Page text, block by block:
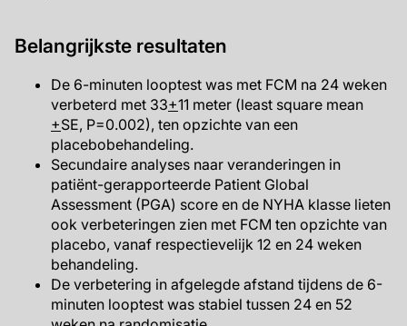
Belangrijkste resultaten
De 6-minuten looptest was met FCM na 24 weken
verbeterd met 33+11 meter (least square mean
+SE, P=0.002), ten opzichte van een
placebobehandeling.
Secundaire analyses naar veranderingen in
patiënt-gerapporteerde Patient Global
Assessment (PGA) score en de NYHA klasse lieten
ook verbeteringen zien met FCM ten opzichte van
placebo, vanaf respectievelijk 12 en 24 weken
behandeling.
De verbetering in afgelegde afstand tijdens de 6-
minuten looptest was stabiel tussen 24 en 52